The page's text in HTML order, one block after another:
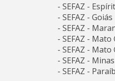
- SEFAZ -
- SEFAZ - Goiás
- SEFAZ -
- SEFAZ - Mato
- SEFAZ -
- SEFAZ -
- SEFAZ -